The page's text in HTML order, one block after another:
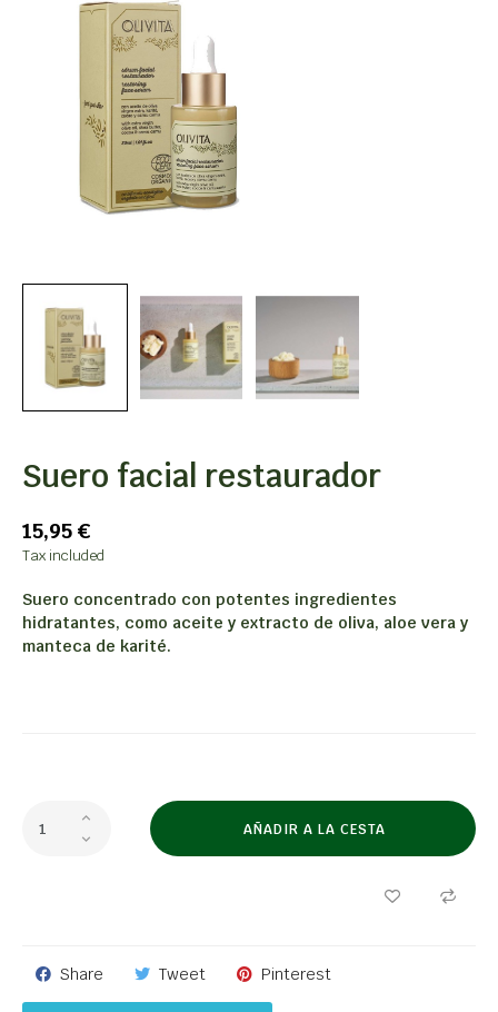
Suero facial restaurador
15,95 €
Tax included
Suero concentrado con potentes ingredientes
hidratantes, como aceite y extracto de oliva, aloe vera y
manteca de karité.
AÑADIR A LA CESTA
Share Tweet Pinterest